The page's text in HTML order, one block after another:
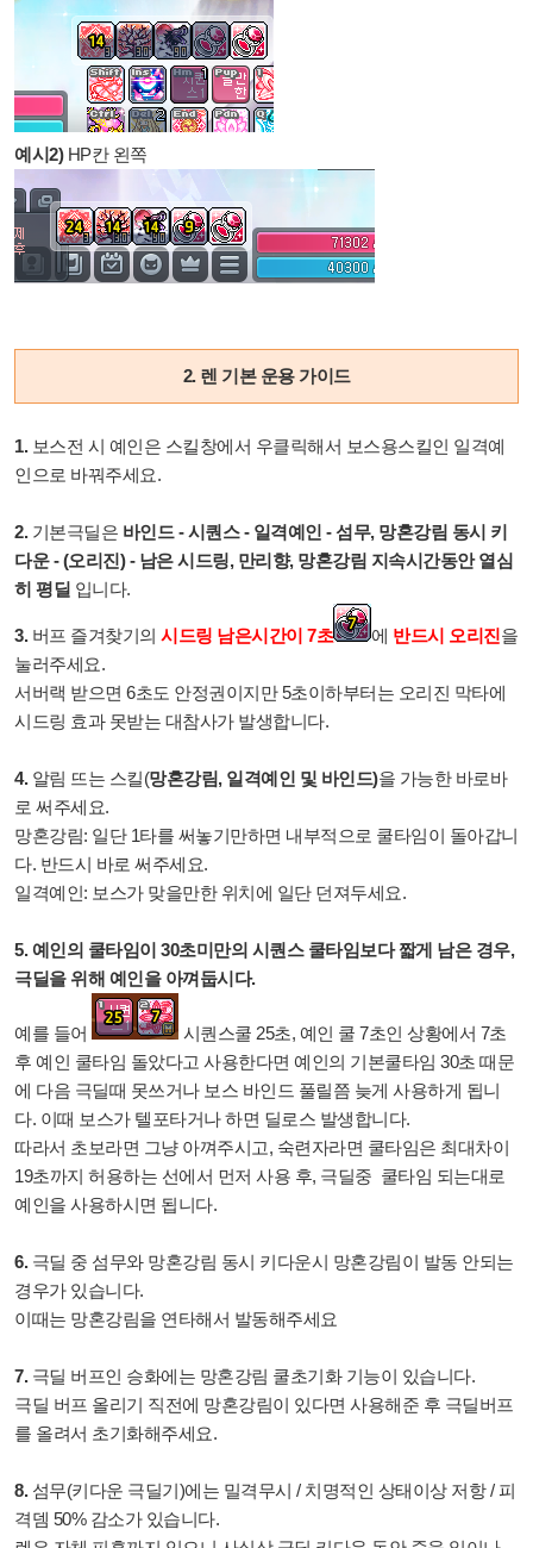
예시2)HP칸 왼쪽
2. 렌 기본 운용 가이드
1.보스전 시 예인은 스킬창에서 우클릭해서 보스용스킬인 일격예
인으로 바꿔주세요.
2.기본극딜은 바인드 - 시퀀스 - 일격예인 - 섬무, 망혼강림 동시 키
다운 - (오리진) - 남은 시드링, 만리향, 망혼강림 지속시간동안 열심
히 평딜 입니다.
3.버프 즐겨찾기의 시드링 남은시간이 7초 에 반드시 오리진을
눌러주세요.
서버랙 받으면 6초도 안정권이지만 5초이하부터는 오리진 막타에
시드링 효과 못받는 대참사가 발생합니다.
4.알림 뜨는 스킬(망혼강림, 일격예인 및 바인드)을 가능한 바로바
로 써주세요.
망혼강림: 일단 1타를 써놓기만하면 내부적으로 쿨타임이 돌아갑니
다. 반드시 바로 써주세요.
일격예인: 보스가 맞을만한 위치에 일단 던져두세요.
5. 예인의 쿨타임이 30초미만의 시퀀스 쿨타임보다 짧게 남은 경우,
극딜을 위해 예인을 아껴둡시다.
예를 들어
시퀀스쿨 25초, 예인 쿨 7초인 상황에서 7초
후 예인 쿨타임 돌았다고 사용한다면 예인의 기본쿨타임 30초 때문
에 다음 극딜때 못쓰거나 보스 바인드 풀릴쯤 늦게 사용하게 됩니
다. 이때 보스가 텔포타거나 하면 딜로스 발생합니다.
따라서 초보라면 그냥 아껴주시고, 숙련자라면 쿨타임은 최대차이
19초까지 허용하는 선에서 먼저 사용 후, 극딜중 쿨타임 되는대로
예인을 사용하시면 됩니다.
6. 극딜 중 섬무와 망혼강림 동시 키다운시 망혼강림이 발동 안되는
경우가 있습니다.
이때는 망혼강림을 연타해서 발동해주세요
7.극딜 버프인 승화에는 망혼강림 쿨초기화 기능이 있습니다.
극딜 버프 올리기 직전에 망혼강림이 있다면 사용해준 후 극딜버프
를 올려서 초기화해주세요.
8.섬무(키다운 극딜기)에는 밀격무시 / 치명적인 상태이상 저항 / 피
격뎀 50% 감소가 있습니다.